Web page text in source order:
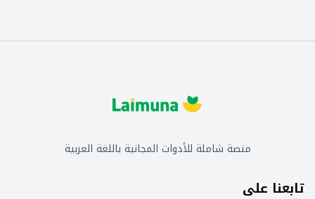
منصة شاملة للأدوات المجانية باللغة العربية
تابعنا على